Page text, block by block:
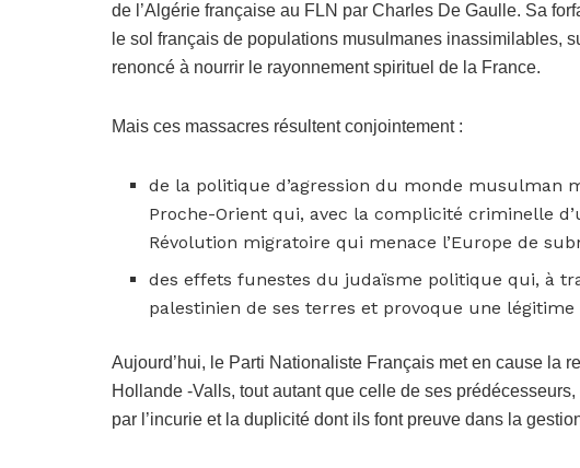
de l’Algérie française au FLN par Charles De Gaulle. Sa
le sol français de populations musulmanes inassimilables,
renoncé à nourrir le rayonnement spirituel de la France.
Mais ces massacres résultent conjointement :
de la politique d’agression du monde musulman
Proche-Orient qui, avec la complicité criminelle
Révolution migratoire qui menace l’Europe de
des effets funestes du judaïsme politique qui, à
palestinien de ses terres et provoque une
Aujourd’hui, le Parti Nationaliste Français met en cause la
Hollande -Valls, tout autant que celle de ses
par l’incurie et la duplicité dont ils font preuve dans la